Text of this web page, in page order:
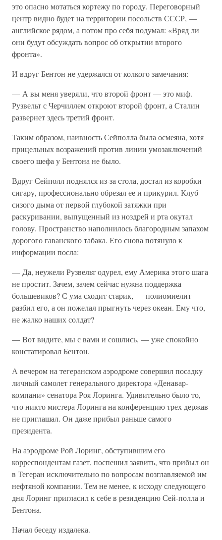
это опасно мотаться кортежу по городу. Переговорный
центр видно будет на территории посольств СССР, —
английское рядом, а потом про себя подумал: «Вряд ли
они будут обсуждать вопрос об открытии второго
фронта».
И вдруг Бентон не удержался от колкого замечания:
— А вы меня уверяли, что второй фронт — это миф.
Рузвельт с Черчиллем откроют второй фронт, а Сталин
развернет здесь третий фронт.
Таким образом, наивность Сейполла была осмеяна, хотя
прицельных возражений против линии умозаключений
своего шефа у Бентона не было.
Вдруг Сейполл поднялся из-за стола, достал из коробки
сигару, профессионально обрезал ее и прикурил. Клуб
сизого дыма от первой глубокой затяжки при
раскуривании, выпущенный из ноздрей и рта окутал
голову. Пространство наполнилось благородным запахом
дорогого гаванского табака. Его снова потянуло к
информации посла:
— Да, неужели Рузвельт одурел, ему Америка этого шага
не простит. Зачем, зачем сейчас нужна поддержка
большевиков? С ума сходит старик, — полиомиелит
разбил его, а он пожелал прыгнуть через океан. Ему что,
не жалко наших солдат?
— Вот видите, мы с вами и сошлись, — уже спокойно
констатировал Бентон.
А вечером на тегеранском аэродроме совершил посадку
личный самолет генерального директора «Денавар-
компани» сенатора Роя Лоринга. Удивительно было то,
что никто мистера Лоринга на конференцию трех держав
не приглашал. Он даже прибыл раньше самого
президента.
На аэродроме Рой Лоринг, обступившим его
корреспондентам газет, поспешил заявить, что прибыл он
в Тегеран исключительно по вопросам возглавляемой им
нефтяной компании. Тем не менее, к исходу следующего
дня Лоринг пригласил к себе в резиденцию Сей-полла и
Бентона.
Начал беседу издалека.